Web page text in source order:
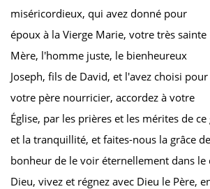
miséricordieux, qui avez donné pour
époux à la Vierge Marie, votre très sainte
Mère, l'homme juste, le bienheureux
Joseph, fils de David, et l'avez choisi pour
votre père nourricier, accordez à votre
Église, par les prières et les mérites de
et la tranquillité, et faites-nous la grâce
bonheur de le voir éternellement dans le
Dieu, vivez et régnez avec Dieu le Père,